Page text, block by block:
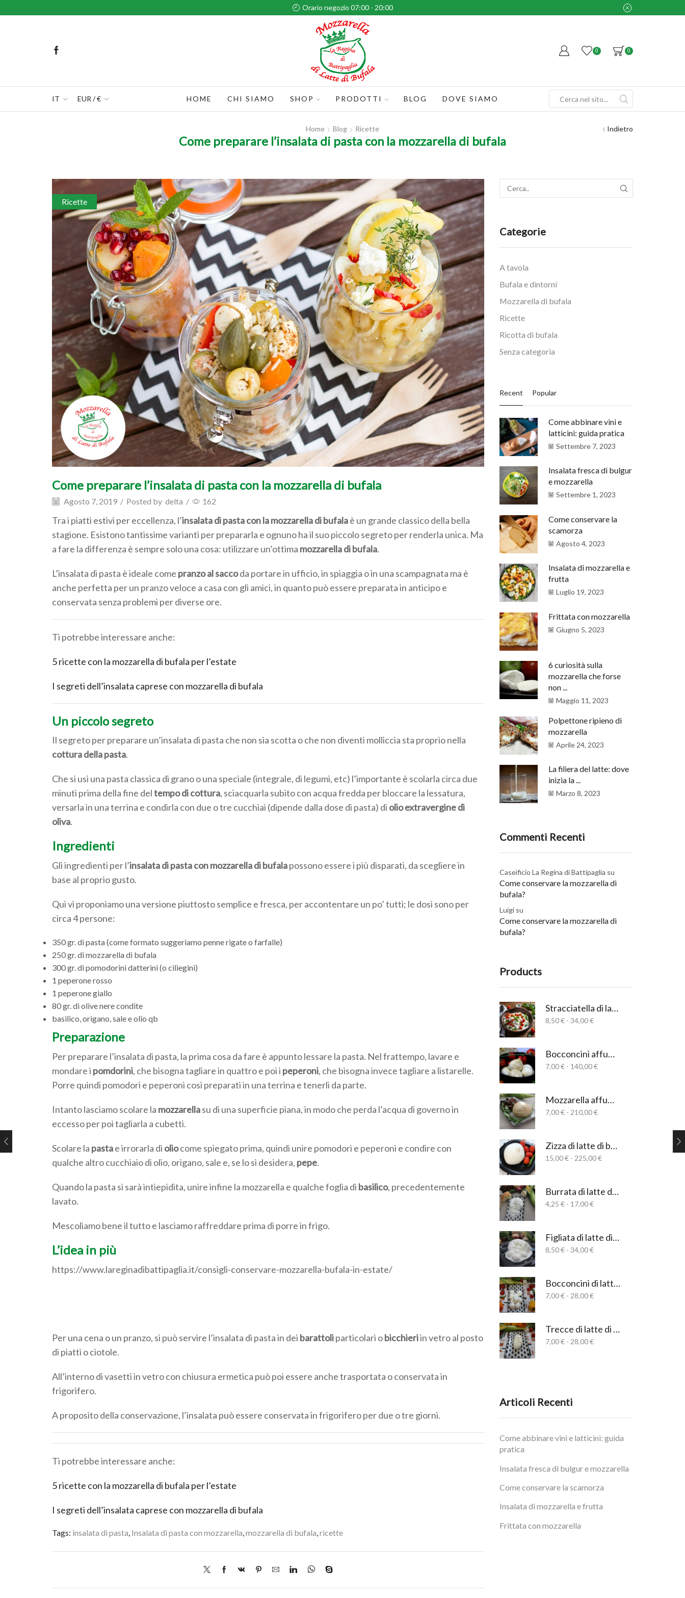
Orario negozio 07:00 - 20:00
0 0
IT EUR / € HOME CHI SIAMO SHOP PRODOTTI BLOG DOVE SIAMO
Search
input
Indietro
Home Blog Ricette
Come preparare l’insalata di pasta con la mozzarella di bufala
Ricette
Come preparare l’insalata di pasta con la mozzarella di bufala
Agosto 7, 2019 / Posted by delta / 162
Tra i piatti estivi per eccellenza, l’insalata di pasta con la mozzarella di bufalaè un grande classico della bella
stagione. Esistono tantissime varianti per prepararla e ognuno ha il suo piccolo segreto per renderla unica. Ma
a fare la differenza è sempre solo una cosa: utilizzare un’ottima mozzarella di bufala.
L’insalata di pasta è ideale come pranzo al saccoda portare in ufficio, in spiaggia o in una scampagnata ma è
anche perfetta per un pranzo veloce a casa con gli amici, in quanto può essere preparata in anticipo e
conservata senza problemi per diverse ore.
Ti potrebbe interessare anche:
5 ricette con la mozzarella di bufala per l’estate
I segreti dell’insalata caprese con mozzarella di bufala
Un piccolo segreto
Il segreto per preparare un’insalata di pasta che non sia scotta o che non diventi molliccia sta proprio nella
cottura della pasta.
Che si usi una pasta classica di grano o una speciale (integrale, di legumi, etc) l’importante è scolarla circa due
minuti prima della fine deltempo di cottura, sciacquarla subito con acqua fredda per bloccare la lessatura,
versarla in una terrina e condirla con due o tre cucchiai (dipende dalla dose di pasta) di olio extravergine di
oliva.
Ingredienti
Gli ingredienti per l’insalata di pasta con mozzarella di bufalapossono essere i più disparati, da scegliere in
base al proprio gusto.
Qui vi proponiamo una versione piuttosto semplice e fresca, per accontentare un po’ tutti; le dosi sono per
circa 4 persone:
350 gr. di pasta (come formato suggeriamo penne rigate o farfalle)
250 gr. di mozzarella di bufala
300 gr. di pomodorini datterini (o ciliegini)
1 peperone rosso
1 peperone giallo
80 gr. di olive nere condite
basilico, origano, sale e olio qb
Preparazione
Per preparare l’insalata di pasta, la prima cosa da fare è appunto lessare la pasta. Nel frattempo, lavare e
mondare i pomdorini, che bisogna tagliare in quattro e poi i peperoni, che bisogna invece tagliare a listarelle.
Porre quindi pomodori e peperoni così preparati in una terrina e tenerli da parte.
Intanto lasciamo scolare la mozzarellasu di una superficie piana, in modo che perda l’acqua di governo in
eccesso per poi tagliarla a cubetti.
Scolare la pastae irrorarla di oliocome spiegato prima, quindi unire pomodori e peperoni e condire con
qualche altro cucchiaio di olio, origano, sale e, se lo si desidera, pepe.
Quando la pasta si sarà intiepidita, unire infine la mozzarella e qualche foglia di basilico, precedentemente
lavato.
Mescoliamo bene il tutto e lasciamo raffreddare prima di porre in frigo.
L’idea in più
https://www.lareginadibattipaglia.it/consigli-conservare-mozzarella-bufala-in-estate/
Per una cena o un pranzo, si può servire l’insalata di pasta in dei barattoliparticolari obicchieriin vetro al posto
di piatti o ciotole.
All’interno di vasetti in vetro con chiusura ermetica può poi essere anche trasportata o conservata in
frigorifero.
A proposito della conservazione, l’insalata può essere conservata in frigorifero per due o tre giorni.
Ti potrebbe interessare anche:
5 ricette con la mozzarella di bufala per l’estate
I segreti dell’insalata caprese con mozzarella di bufala
Tags: insalata di pasta, Insalata di pasta con mozzarella,mozzarella di bufala,ricette
SEARCH
Categorie
A tavola
Bufala e dintorni
Mozzarella di bufala
Ricette
Ricotta di bufala
Senza categoria
Recent Popular
Come abbinare vini e
latticini: guida pratica
Settembre 7, 2023
Insalata fresca di bulgur
e mozzarella
Settembre 1, 2023
Come conservare la
scamorza
Agosto 4, 2023
Insalata di mozzarella e
frutta
Luglio 19, 2023
Frittata con mozzarella
Giugno 5, 2023
6 curiosità sulla
mozzarella che forse
non ...
Maggio 11, 2023
Polpettone ripieno di
mozzarella
Aprile 24, 2023
La filiera del latte: dove
inizia la ...
Marzo 8, 2023
Commenti Recenti
Caseificio La Regina di Battipaglia su
Come conservare la mozzarella di
bufala?
Luigisu
Come conservare la mozzarella di
bufala?
Products
Stracciatella di latte di bufala salernitana
8,50€ - 34,00€Fascia
da
8,50 €
a
Bocconcini affumicati
7,00€ - 140,00€Fascia
da
7,00 €
a
Mozzarella affumicata
7,00€ - 210,00€Fascia
da
7,00 €
a
Zizza di latte di bufala salernitana
15,00€ - 225,00€Fascia
15,00 €
Burrata di latte di bufala salernitana
4,25 € - 17,00€Fascia
4,25 €
a
Figliata di latte di bufala salernitana
8,50€ - 34,00€Fascia
da
8,50 €
a
Bocconcini di latte di bufala salernitana
7,00€ - 28,00€Fascia
7,00 €
a
Trecce di latte di bufala salernitana
7,00€ - 28,00€Fascia
Articoli Recenti
Come abbinare vini e latticini: guida
pratica
Insalata fresca di bulgur e mozzarella
Come conservare la scamorza
Insalata di mozzarella e frutta
Frittata con mozzarella